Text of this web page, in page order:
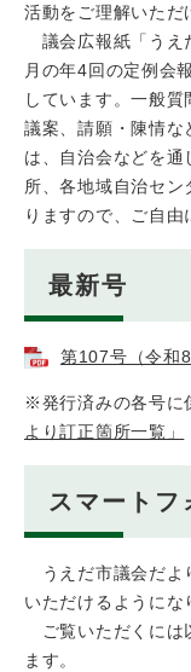
活動をご理解いただ
議会広報紙「うえ
月の年4回の定例会
しています。一般
議案、請願・陳情な
は、自治会などを
所、各地域自治セン
りますので、ご自由
最新号
第107号（令和
※発行済みの各号に
より訂正箇所一覧」
スマートフ
うえだ市議会だよ
いただけるようにな
ご覧いただくには
ます。